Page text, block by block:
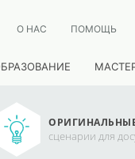
О НАС ПОМОЩЬ
сценарии для